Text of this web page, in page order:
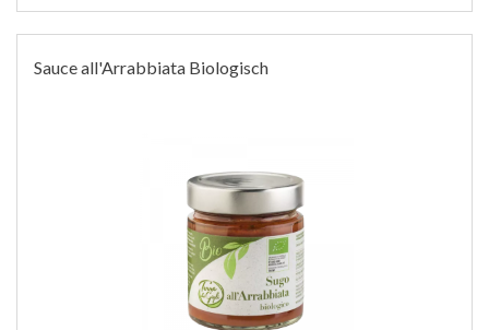
Sauce all'Arrabbiata Biologisch